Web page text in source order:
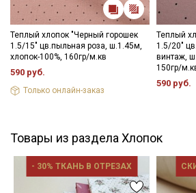
Теплый хлопок "Черный горошек
1.5/15" цв.пыльная роза, ш.1.45м,
хлопок-100%, 160гр/м.кв
590 руб.
Только онлайн-заказ
Теплый
1.5/20"
винтаж,
150гр/
590 руб.
Товары из раздела Хлопок
- 30% ТКАНЬ В ОТРЕЗАХ